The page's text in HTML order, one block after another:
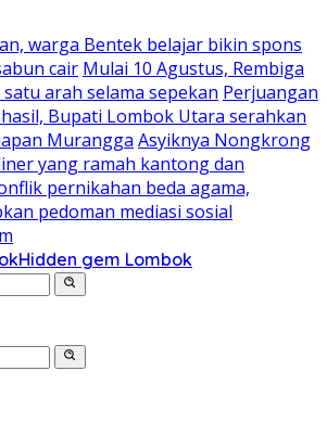
warga Bentek belajar bikin spons
cair Mulai 10 Agustus, Rembiga
arah selama sepekan Perjuangan
Bupati Lombok Utara serahkan
Murangga Asyiknya Nongkrong
yang ramah kantong dan
pernikahan beda agama,
pedoman mediasi sosial
Hidden gem Lombok